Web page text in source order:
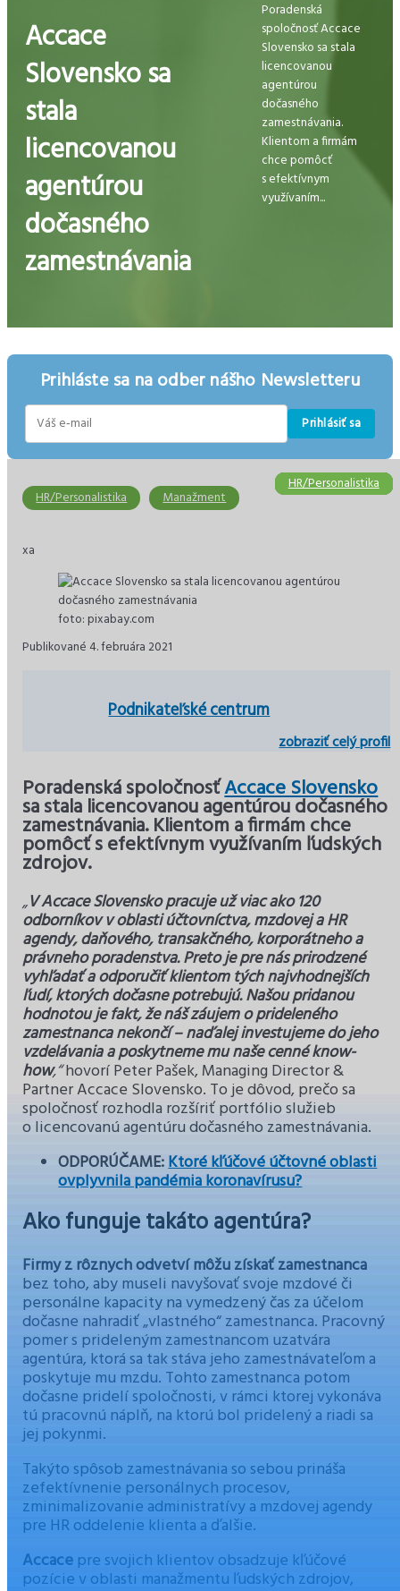
Accace
Slovensko sa
stala
licencovanou
agentúrou
dočasného
zamestnávania
Poradenská
spoločnosť Accace
Slovensko sa stala
licencovanou
agentúrou
dočasného
zamestnávania.
Klientom a firmám
chce pomôcť
s efektívnym
využívaním...
Prihláste sa na odber nášho Newsletteru
Prihlásiť sa
HR/Personalistika Manažment
xa
foto: pixabay.com
Publikované 4. februára 2021
Podnikateľské centrum
zobraziť celý profil
Poradenská spoločnosťAccace Slovensko
sa stala licencovanou agentúrou dočasného
zamestnávania. Klientom a firmám chce
pomôcť s efektívnym využívaním ľudských
zdrojov.
„V Accace Slovensko pracuje už viac ako 120
odborníkov v oblasti účtovníctva, mzdovej a HR
agendy, daňového, transakčného, korporátneho a
právneho poradenstva. Preto je pre nás prirodzené
vyhľadať a odporučiť klientom tých najvhodnejších
ľudí, ktorých dočasne potrebujú. Našou pridanou
hodnotou je fakt, že náš záujem o prideleného
zamestnanca nekončí – naďalej investujeme do jeho
vzdelávania a poskytneme mu naše cenné know-
how,“hovorí Peter Pašek, Managing Director &
Partner Accace Slovensko. To je dôvod, prečo sa
spoločnosť rozhodla rozšíriť portfólio služieb
o licencovanú agentúru dočasného zamestnávania.
ODPORÚČAME:Ktoré kľúčové účtovné oblasti
ovplyvnila pandémia koronavírusu?
Ako funguje takáto agentúra?
Firmy z rôznych odvetví môžu získať zamestnanca
bez toho, aby museli navyšovať svoje mzdové či
personálne kapacity na vymedzený čas za účelom
dočasne nahradiť „vlastného“ zamestnanca. Pracovný
pomer s prideleným zamestnancom uzatvára
agentúra, ktorá sa tak stáva jeho zamestnávateľom a
poskytuje mu mzdu. Tohto zamestnanca potom
dočasne pridelí spoločnosti, v rámci ktorej vykonáva
tú pracovnú náplň, na ktorú bol pridelený a riadi sa
jej pokynmi.
Takýto spôsob zamestnávania so sebou prináša
zefektívnenie personálnych procesov,
zminimalizovanie administratívy a mzdovej agendy
pre HR oddelenie klienta a ďalšie.
Accace pre svojich klientov obsadzuje kľúčové
pozície v oblasti manažmentu ľudských zdrojov,
HR/Personalistika
Účtovníctvo
Podnikanie
HR/Personalistika
HR/Personalistika
HR/Personalistika